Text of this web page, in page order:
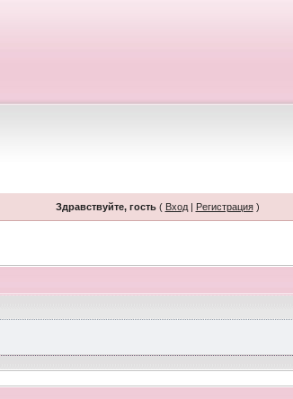
Здравствуйте, гость( Вход| Регистрация)